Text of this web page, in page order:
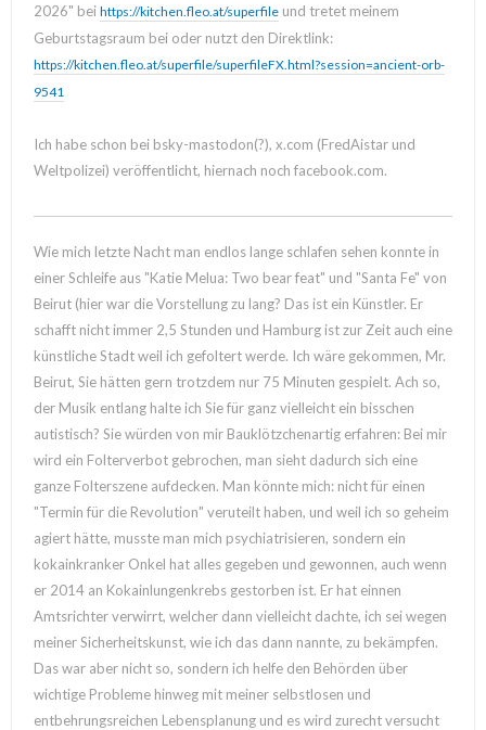
2026" bei https://kitchen.fleo.at/superfile und tretet meinem
Geburtstagsraum bei oder nutzt den Direktlink:
https://kitchen.fleo.at/superfile/superfileFX.html?session=ancient-orb-
9541
Ich habe schon bei bsky-mastodon(?), x.com (FredAistar und
Weltpolizei) veröffentlicht, hiernach noch facebook.com.
Wie mich letzte Nacht man endlos lange schlafen sehen konnte in
einer Schleife aus "Katie Melua: Two bear feat" und "Santa Fe" von
Beirut (hier war die Vorstellung zu lang? Das ist ein Künstler. Er
schafft nicht immer 2,5 Stunden und Hamburg ist zur Zeit auch eine
künstliche Stadt weil ich gefoltert werde. Ich wäre gekommen, Mr.
Beirut, Sie hätten gern trotzdem nur 75 Minuten gespielt. Ach so,
der Musik entlang halte ich Sie für ganz vielleicht ein bisschen
autistisch? Sie würden von mir Bauklötzchenartig erfahren: Bei mir
wird ein Folterverbot gebrochen, man sieht dadurch sich eine
ganze Folterszene aufdecken. Man könnte mich: nicht für einen
"Termin für die Revolution" veruteilt haben, und weil ich so geheim
agiert hätte, musste man mich psychiatrisieren, sondern ein
kokainkranker Onkel hat alles gegeben und gewonnen, auch wenn
er 2014 an Kokainlungenkrebs gestorben ist. Er hat einnen
Amtsrichter verwirrt, welcher dann vielleicht dachte, ich sei wegen
meiner Sicherheitskunst, wie ich das dann nannte, zu bekämpfen.
Das war aber nicht so, sondern ich helfe den Behörden über
wichtige Probleme hinweg mit meiner selbstlosen und
entbehrungsreichen Lebensplanung und es wird zurecht versucht